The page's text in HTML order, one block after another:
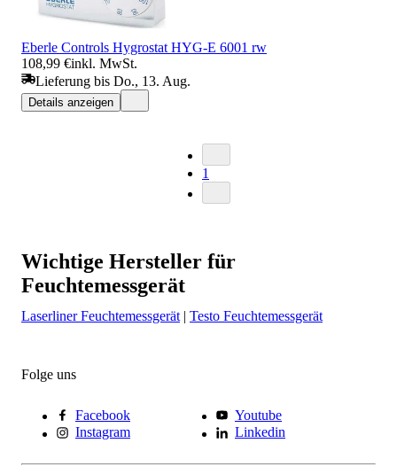
Eberle Controls Hygrostat HYG-E 6001 rw
108,99 €inkl. MwSt.
Lieferung bis Do., 13. Aug.
Details anzeigen
1
Wichtige Hersteller für
Feuchtemessgerät
Laserliner Feuchtemessgerät | Testo Feuchtemessgerät
Folge uns
Facebook
Youtube
Instagram
Linkedin